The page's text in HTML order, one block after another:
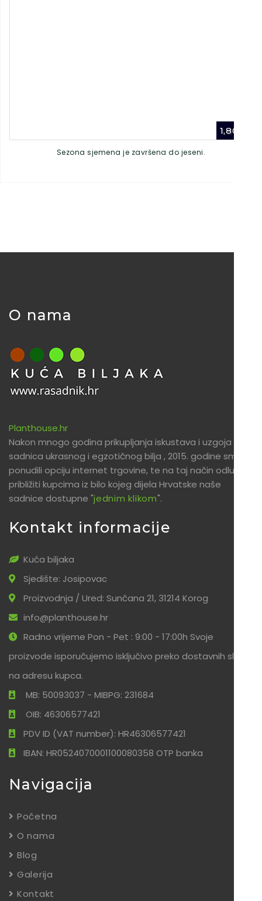
1,80
Sezona sjemena je završena do jeseni.
O nama
Planthouse.hr
Nakon mnogo godina prikupljanja iskustava i uzgoja
sadnica ukrasnog i egzotičnog bilja , 2015. godine smo
ponudili opciju internet trgovine, te na taj način odlučili
približiti kupcima iz bilo kojeg dijela Hrvatske naše
sadnice dostupne "jednim klikom".
Kontakt informacije
Kuća biljaka
Sjedište: Josipovac
Proizvodnja / Ured: Sunčana 21, 31214 Korog
info@planthouse.hr
Radno vrijeme Pon - Pet : 9:00 - 17:00h Svoje
proizvode isporučujemo isključivo preko dostavnih službi
na adresu kupca.
MB: 50093037 - MIBPG: 231684
OIB: 46306577421
PDV ID (VAT number): HR46306577421
IBAN: HR0524070001100080358 OTP banka
Navigacija
Početna
O nama
Blog
Galerija
Kontakt